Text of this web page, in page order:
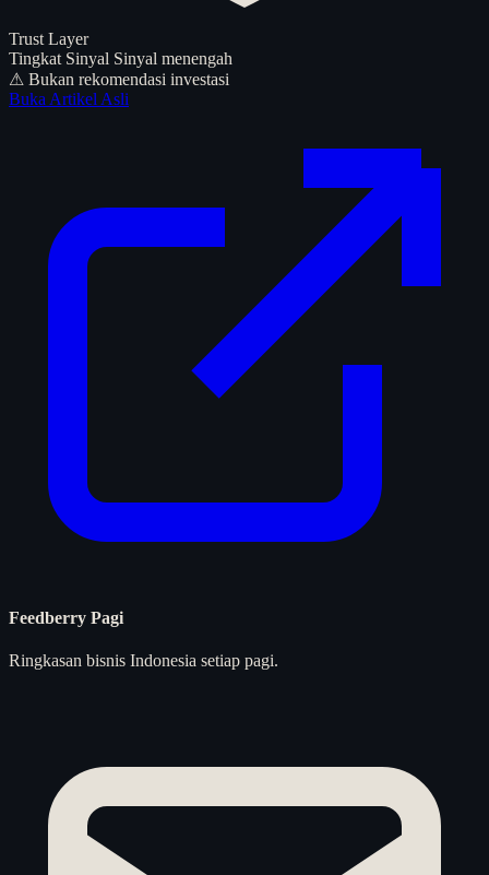
Trust Layer
Tingkat Sinyal Sinyal menengah
⚠ Bukan rekomendasi investasi
Buka Artikel Asli
Feedberry Pagi
Ringkasan bisnis Indonesia setiap pagi.